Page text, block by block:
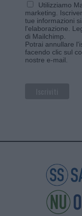
Utilizziamo
marketing.
tue informazioni
l'elaborazione.
di Mailchimp
Potrai annullare
facendo clic sul
nostre e-mail.